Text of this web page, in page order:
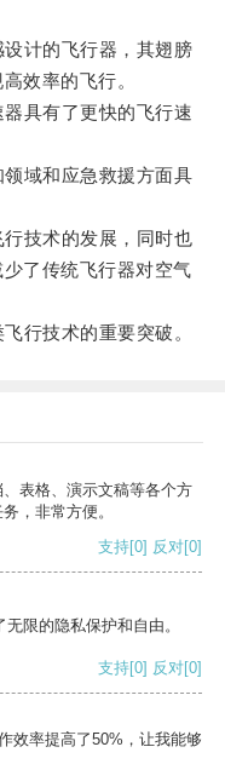
计的飞行器，其翅膀
效率的飞行。
具有了更快的飞行速
域和应急救援方面具
技术的发展，同时也
了传统飞行器对空气
技术的重要突破。
表格、演示文稿等各个方
，非常方便。
支持[0] 反对[0]
限的隐私保护和自由。
支持[0] 反对[0]
效率提高了50%，让我能够